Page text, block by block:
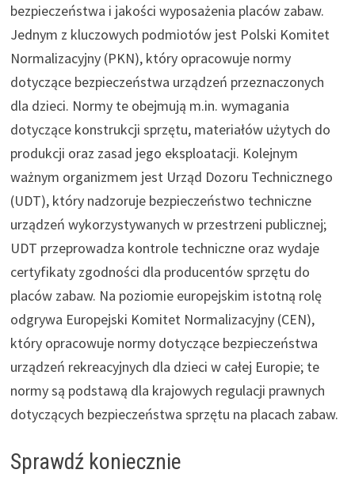
bezpieczeństwa i jakości wyposażenia placów zabaw.
Jednym z kluczowych podmiotów jest Polski Komitet
Normalizacyjny (PKN), który opracowuje normy
dotyczące bezpieczeństwa urządzeń przeznaczonych
dla dzieci. Normy te obejmują m.in. wymagania
dotyczące konstrukcji sprzętu, materiałów użytych do
produkcji oraz zasad jego eksploatacji. Kolejnym
ważnym organizmem jest Urząd Dozoru Technicznego
(UDT), który nadzoruje bezpieczeństwo techniczne
urządzeń wykorzystywanych w przestrzeni publicznej;
UDT przeprowadza kontrole techniczne oraz wydaje
certyfikaty zgodności dla producentów sprzętu do
placów zabaw. Na poziomie europejskim istotną rolę
odgrywa Europejski Komitet Normalizacyjny (CEN),
który opracowuje normy dotyczące bezpieczeństwa
urządzeń rekreacyjnych dla dzieci w całej Europie; te
normy są podstawą dla krajowych regulacji prawnych
dotyczących bezpieczeństwa sprzętu na placach zabaw.
Sprawdź koniecznie